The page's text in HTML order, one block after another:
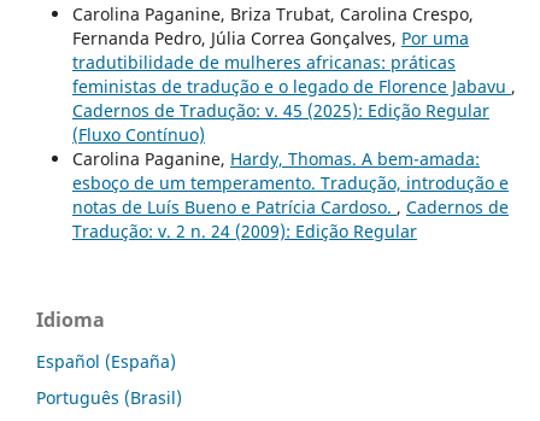
Carolina Paganine, Briza Trubat, Carolina Crespo,
Fernanda Pedro, Júlia Correa Gonçalves, Por uma
tradutibilidade de mulheres africanas: práticas
feministas de tradução e o legado de Florence Jabavu ,
Cadernos de Tradução: v. 45 (2025): Edição Regular
(Fluxo Contínuo)
Carolina Paganine, Hardy, Thomas. A bem-amada:
esboço de um temperamento. Tradução, introdução e
notas de Luís Bueno e Patrícia Cardoso. , Cadernos de
Tradução: v. 2 n. 24 (2009): Edição Regular
Idioma
Español (España)
Português (Brasil)